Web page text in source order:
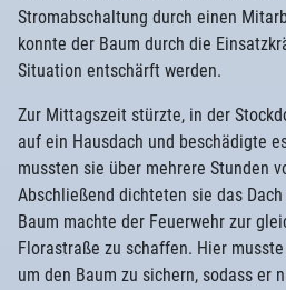
Stromabschaltung durch einen
konnte der Baum durch die
Situation entschärft werden.
Zur Mittagszeit stürzte, in der
auf ein Hausdach und beschädigte
mussten sie über mehrere Stunden
Abschließend dichteten sie das
Baum machte der Feuerwehr zur
Florastraße zu schaffen. Hier
um den Baum zu sichern, sodass er